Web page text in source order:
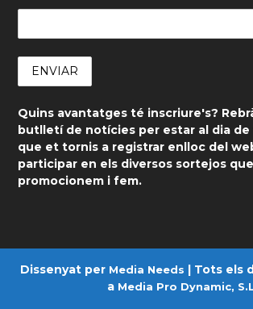
Quins avantatges té inscriure's?
butlletí de notícies per estar al dia de
que et tornis a registrar enlloc del
participar en els diversos sortejos que
promocionem i fem.
Dissenyat per Media Needs | Tots els
a Media Pro Dynamic,